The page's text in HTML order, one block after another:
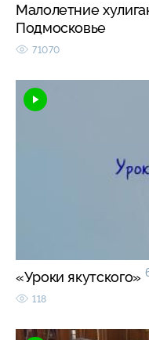
Малолетние
Подмосковье
71070
«Уроки якутского»
118